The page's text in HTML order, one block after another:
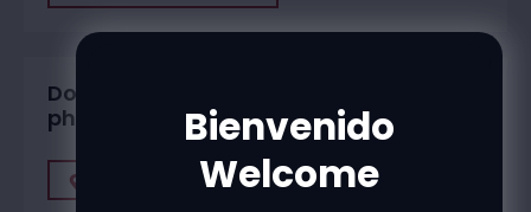
Do you want to buy in one of our
physical stores?Bienvenido
Welcome